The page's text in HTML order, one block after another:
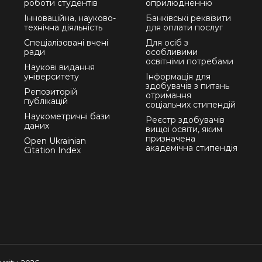
роботи студентів
Інноваційна, науково-
технічна діяльність
Спеціалізовані вчені
ради
Наукові видання
університету
Репозиторій
публікацій
Наукометричні бази
даних
Open Ukrainian
Citation Index
оприлюдненню
Банківські реквізити
для оплати послуг
Для осіб з
особливими
освітніми потребами
Інформація для
здобувачів з питань
отримання
соціальних стипендій
Реєстр здобувачів
вищої освіти, яким
призначена
академічна стипендія